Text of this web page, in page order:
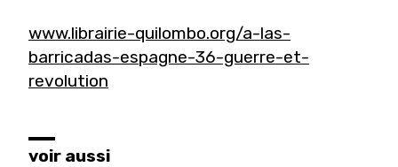
www.librairie-quilombo.org/a-las-
barricadas-espagne-36-guerre-et-
revolution
voir aussi